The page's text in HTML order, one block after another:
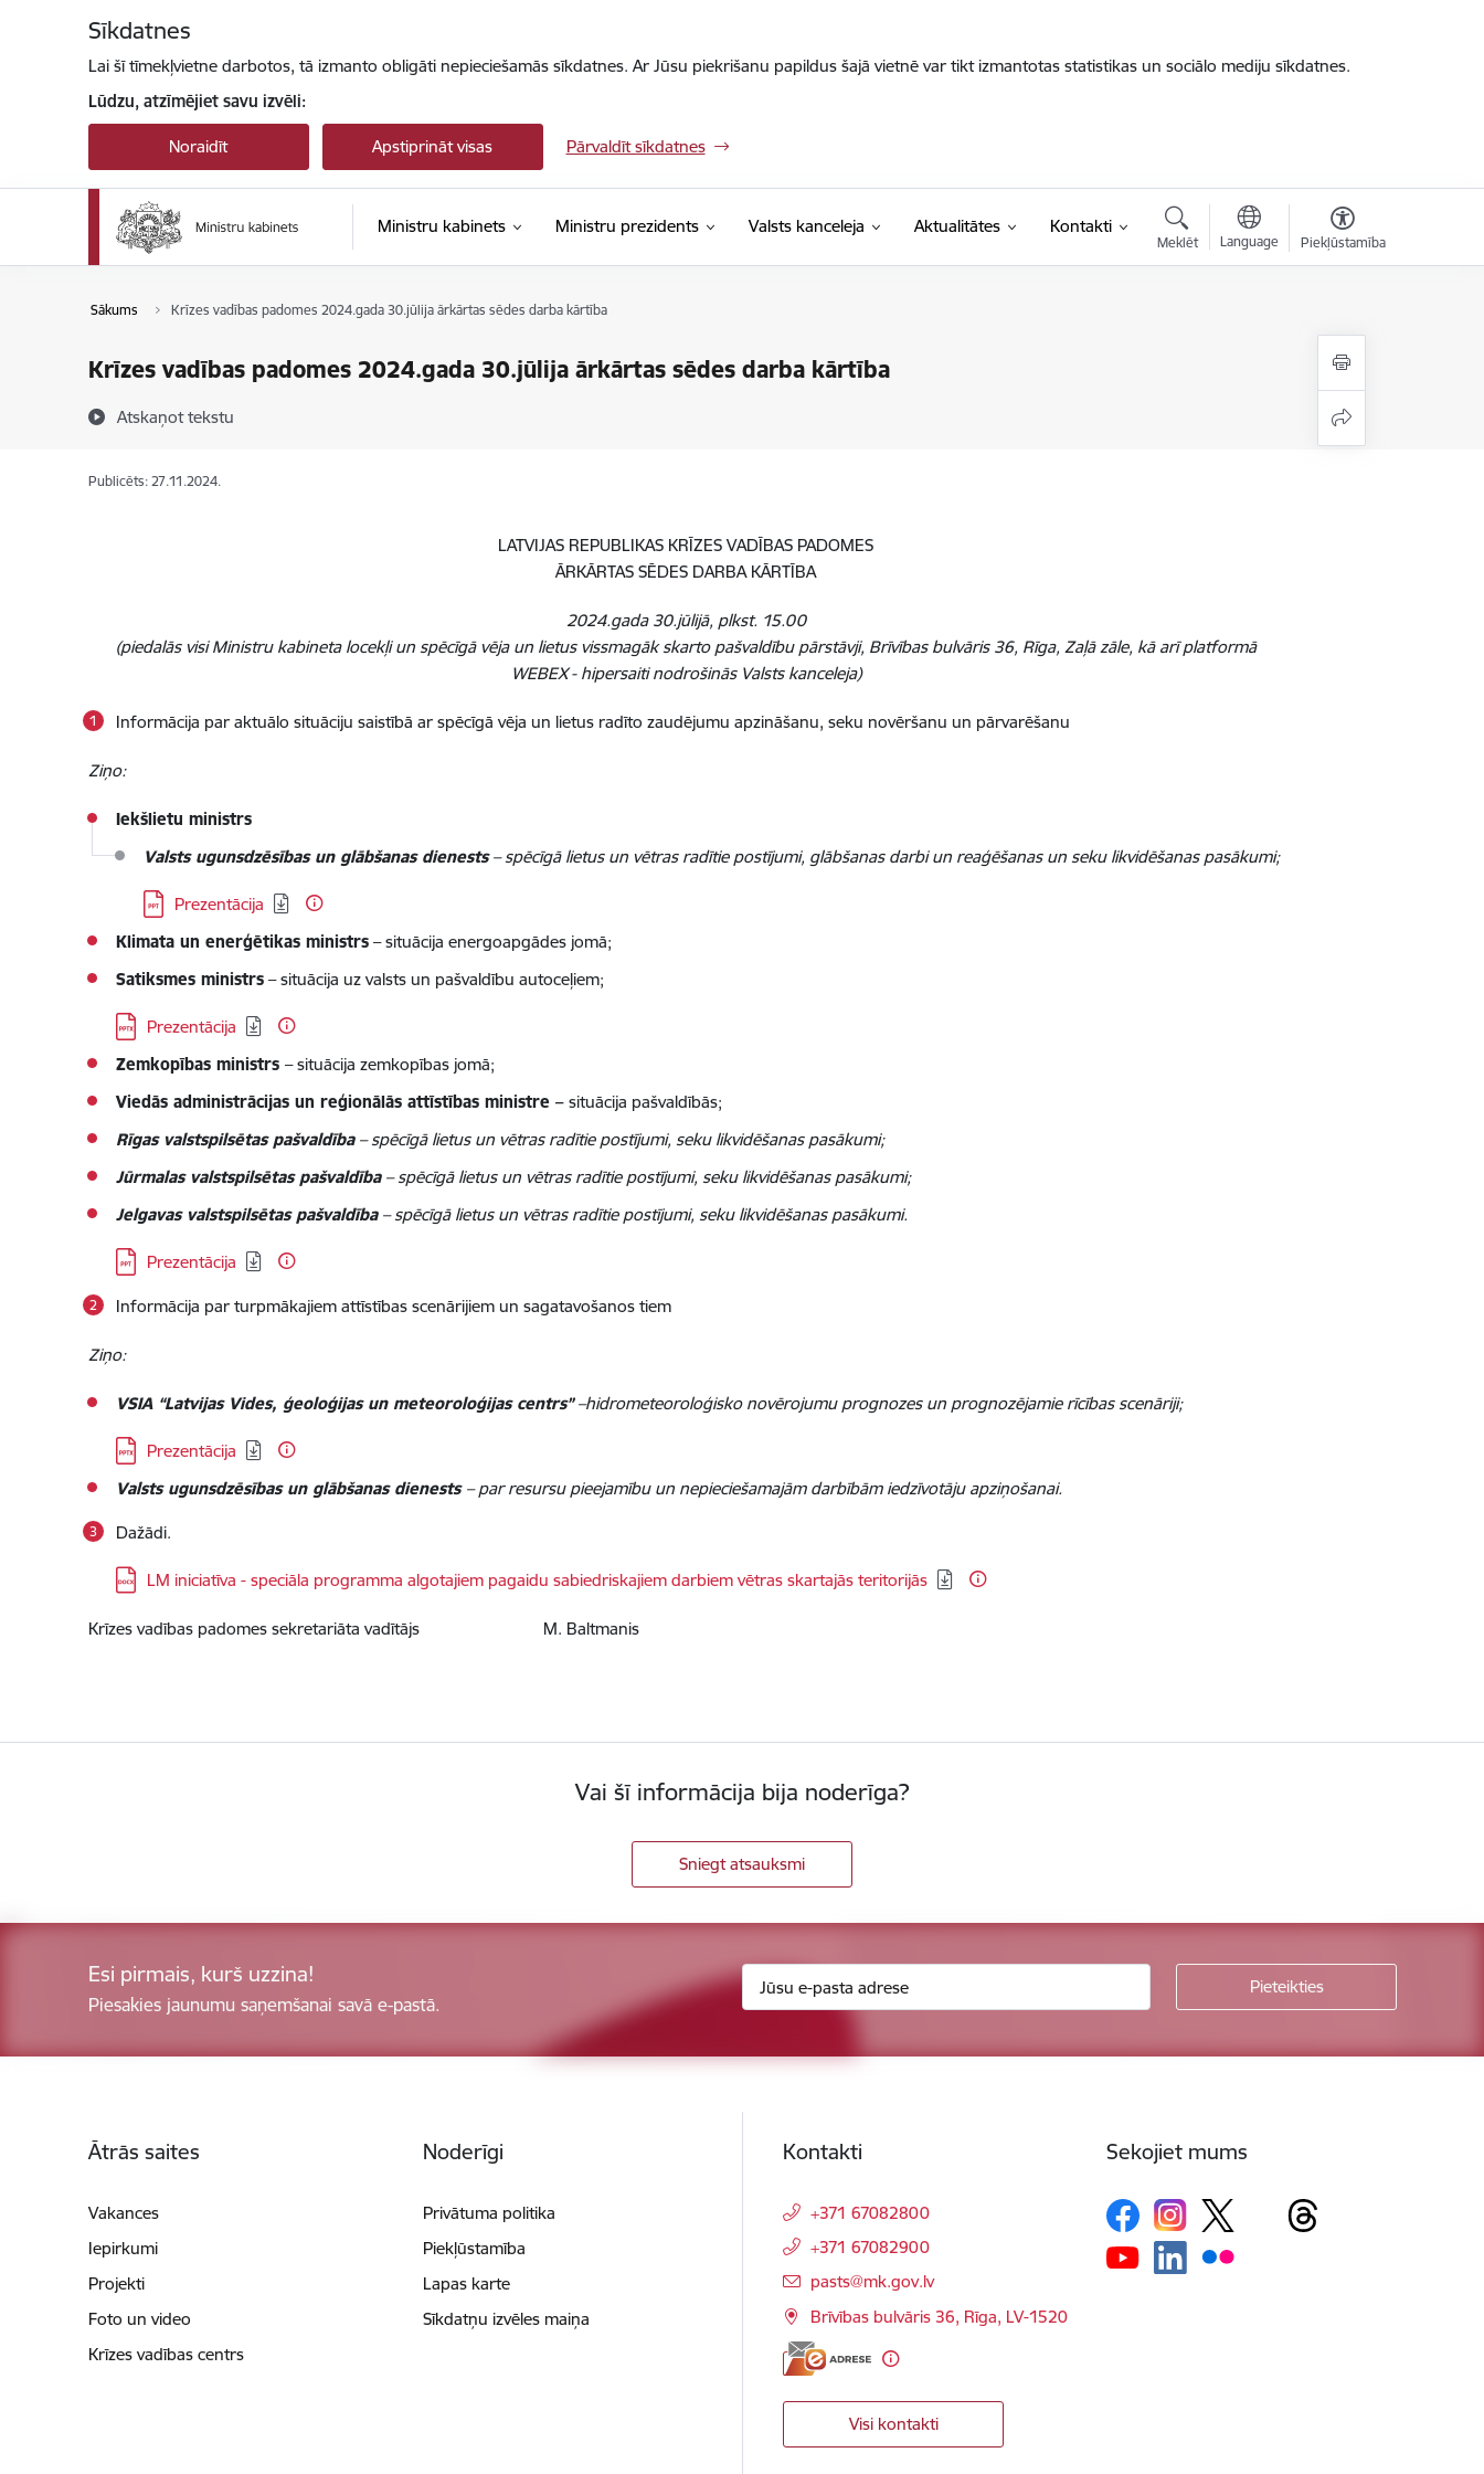
Sīkdatnes
Lai šī tīmekļvietne darbotos, tā izmanto obligāti nepieciešamās sīkdatnes. Ar Jūsu piekrišanu papildus šajā vietnē var tikt izmantotas statistikas un sociālo mediju sīkdatnes.
Lūdzu, atzīmējiet savu izvēli:
Noraidīt Apstiprināt visas Pārvaldīt sīkdatnes
Ministru kabinets Ministru prezidents Valsts kanceleja Aktualitātes Kontakti
Meklēt Language Piekļūstamība
Sākums Krīzes vadības padomes 2024.gada 30.jūlija ārkārtas sēdes darba kārtība
Krīzes vadības padomes 2024.gada 30.jūlija ārkārtas sēdes darba kārtība
Atskaņot tekstu
Publicēts: 27.11.2024.
LATVIJAS REPUBLIKAS KRĪZES VADĪBAS PADOMES
ĀRKĀRTAS SĒDES DARBA KĀRTĪBA
2024.gada 30.jūlijā, plkst. 15.00
(piedalās visi Ministru kabineta locekļi un spēcīgā vēja un lietus vissmagāk skarto pašvaldību pārstāvji, Brīvības bulvāris 36, Rīga, Zaļā zāle, kā arī platformā
WEBEX - hipersaiti nodrošinās Valsts kanceleja)
Informācija par aktuālo situāciju saistībā ar spēcīgā vēja un lietus radīto zaudējumu apzināšanu, seku novēršanu un pārvarēšanu
Ziņo:
Iekšlietu ministrs
Valsts ugunsdzēsības un glābšanas dienests– spēcīgā lietus un vētras radītie postījumi, glābšanas darbi un reaģēšanas un seku likvidēšanas pasākumi;
Lejupielādēt:
Prezentācija
Klimata un enerģētikas ministrs– situācija energoapgādes jomā;
Satiksmes ministrs– situācija uz valsts un pašvaldību autoceļiem;
Lejupielādēt:
Prezentācija
Zemkopības ministrs – situācija zemkopības jomā;
Viedās administrācijas un reģionālās attīstības ministre – situācija pašvaldībās;
Rīgas valstspilsētas pašvaldība– spēcīgā lietus un vētras radītie postījumi, seku likvidēšanas pasākumi;
Jūrmalas valstspilsētas pašvaldība– spēcīgā lietus un vētras radītie postījumi, seku likvidēšanas pasākumi;
Jelgavas valstspilsētas pašvaldība– spēcīgā lietus un vētras radītie postījumi, seku likvidēšanas pasākumi.
Lejupielādēt:
Prezentācija
Informācija par turpmākajiem attīstības scenārijiem un sagatavošanos tiem
Ziņo:
VSIA “Latvijas Vides, ģeoloģijas un meteoroloģijas centrs”–hidrometeoroloģisko novērojumu prognozes un prognozējamie rīcības scenāriji;
Lejupielādēt:
Prezentācija
Valsts ugunsdzēsības un glābšanas dienests – par resursu pieejamību un nepieciešamajām darbībām iedzīvotāju apziņošanai.
Dažādi.
Lejupielādēt:
LM iniciatīva - speciāla programma algotajiem pagaidu sabiedriskajiem darbiem vētras skartajās teritorijās
Krīzes vadības padomes sekretariāta vadītājs M. Baltmanis
Vai šī informācija bija noderīga?
Sniegt atsauksmi
Esi pirmais, kurš uzzina!
Piesakies jaunumu saņemšanai savā e-pastā.
Ātrās saites
Vakances
Iepirkumi
Projekti
Foto un video
Krīzes vadības centrs
Noderīgi
Privātuma politika
Piekļūstamība
Lapas karte
Sīkdatņu izvēles maiņa
Kontakti
+371 67082800
+371 67082900
E-pasts:
pasts@mk.gov.lv
Brīvības bulvāris 36, Rīga, LV-1520
Visi kontakti
Sekojiet mums